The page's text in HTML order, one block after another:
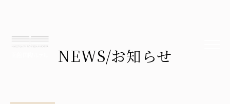
NEWS/お知らせ